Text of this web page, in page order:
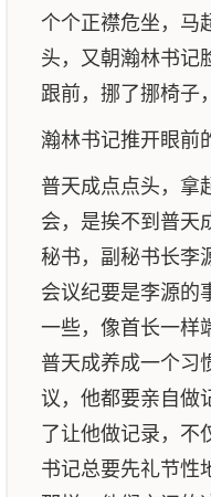
个个正襟危坐，马
头，又朝瀚林书记
跟前，挪了挪椅子
瀚林书记推开眼前
普天成点点头，拿
会，是挨不到普天
秘书，副秘书长李
会议纪要是李源的
一些，像首长一样
普天成养成一个习
议，他都要亲自做
了让他做记录，
书记总要先礼节性